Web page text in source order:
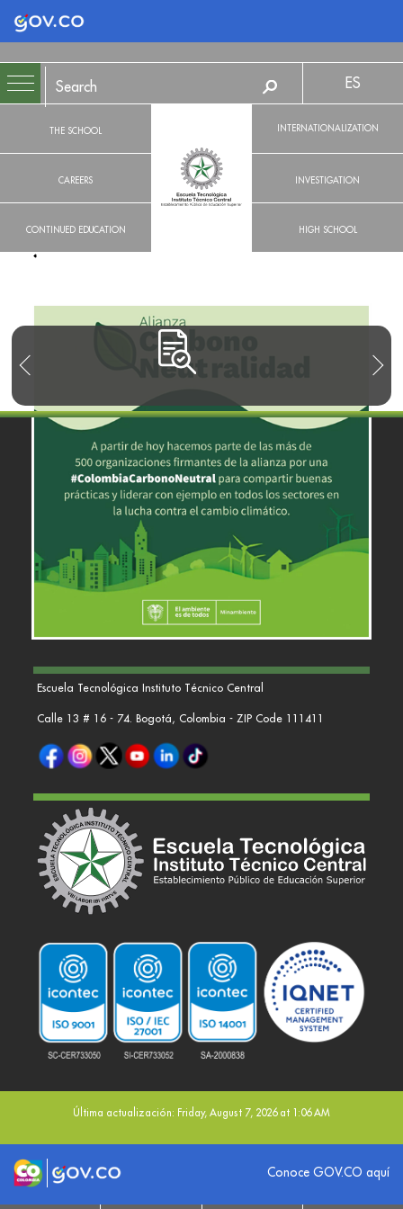
Logo Gobierno de Colombia
THE SCHOOL
CAREERS
CONTINUED EDUCATION
ES
INTERNATIONALIZATION
INVESTIGATION
HIGH SCHOOL
Escuela Tecnológica Instituto Técnico Central
Calle 13 # 16 - 74. Bogotá, Colombia - ZIP Code 111411
Última actualización: Friday, August 7, 2026 at 1:06 AM
Logo marca ColombiaLogo Gobierno de ColombiaConoce GOV.CO aquí